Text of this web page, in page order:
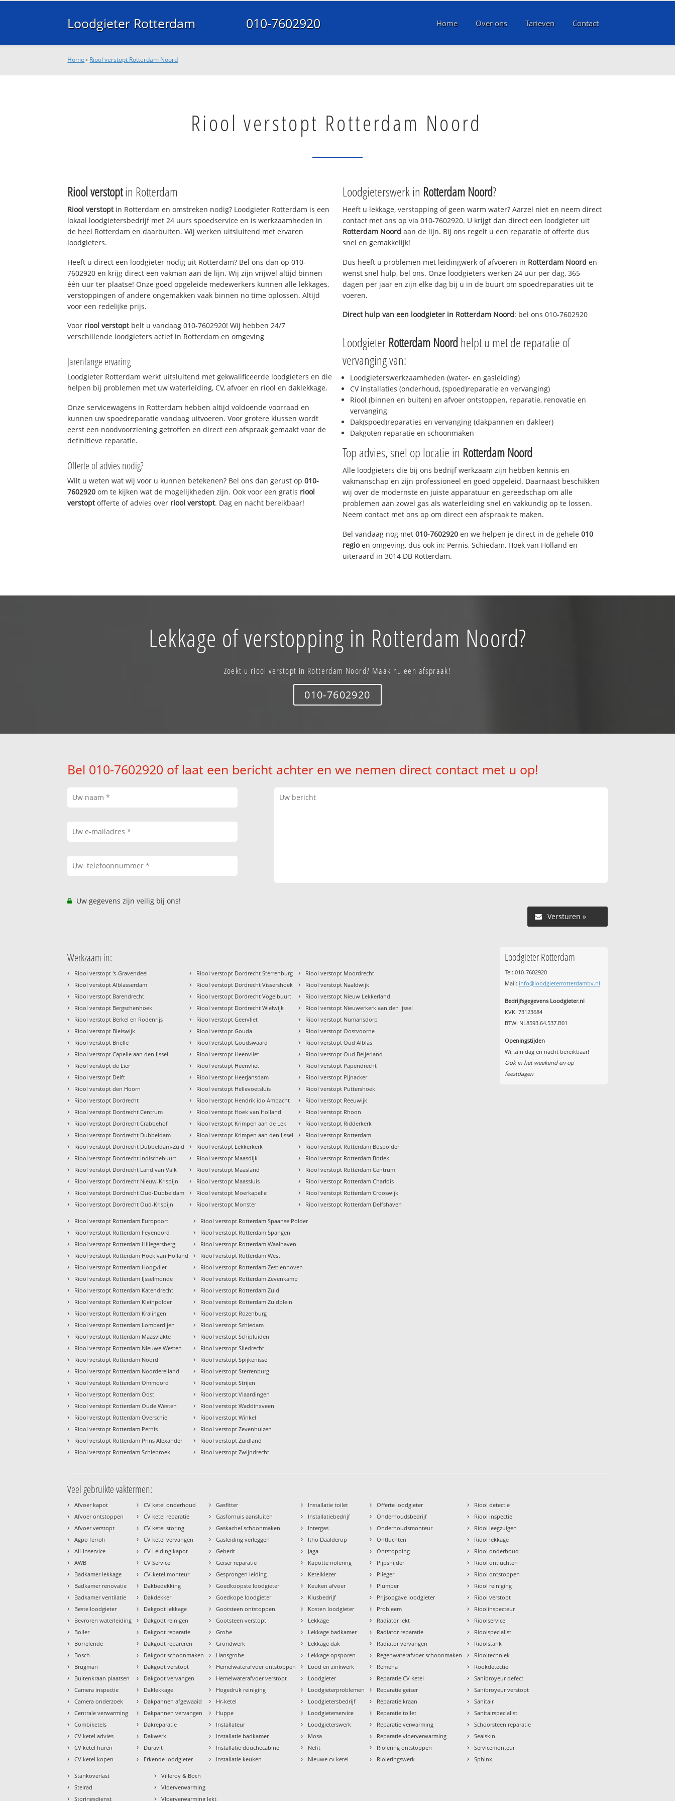
Loodgieter Rotterdam 010-7602920 Home Over ons Tarieven Contact
Home › Riool verstopt Rotterdam Noord
Riool verstopt Rotterdam Noord
Riool verstoptin Rotterdam
Riool verstoptin Rotterdam en omstreken nodig? Loodgieter Rotterdam is een
lokaal loodgietersbedrijf met 24 uurs spoedservice en is werkzaamheden in
de heel Rotterdam en daarbuiten. Wij werken uitsluitend met ervaren
loodgieters.
Heeft u direct een loodgieter nodig uit Rotterdam? Bel ons dan op 010-
7602920 en krijg direct een vakman aan de lijn. Wij zijn vrijwel altijd binnen
één uur ter plaatse! Onze goed opgeleide medewerkers kunnen alle lekkages,
verstoppingen of andere ongemakken vaak binnen no time oplossen. Altijd
voor een redelijke prijs.
Voor riool verstoptbelt u vandaag 010-7602920! Wij hebben 24/7
verschillende loodgieters actief in Rotterdam en omgeving
Jarenlange ervaring
Loodgieter Rotterdam werkt uitsluitend met gekwalificeerde loodgieters en die
helpen bij problemen met uw waterleiding, CV, afvoer en riool en daklekkage.
Onze servicewagens in Rotterdam hebben altijd voldoende voorraad en
kunnen uw spoedreparatie vandaag uitvoeren. Voor grotere klussen wordt
eerst een noodvoorziening getroffen en direct een afspraak gemaakt voor de
definitieve reparatie.
Offerte of advies nodig?
Wilt u weten wat wij voor u kunnen betekenen? Bel ons dan gerust op010-
7602920 om te kijken wat de mogelijkheden zijn. Ook voor een gratis riool
verstoptofferte of advies over riool verstopt. Dag en nacht bereikbaar!
Loodgieterswerk in Rotterdam Noord?
Heeft u lekkage, verstopping of geen warm water? Aarzel niet en neem direct
contact met ons op via 010-7602920. U krijgt dan direct een loodgieter uit
Rotterdam Noord aan de lijn. Bij ons regelt u een reparatie of offerte dus
snel en gemakkelijk!
Dus heeft u problemen met leidingwerk of afvoeren in Rotterdam Noord en
wenst snel hulp, bel ons. Onze loodgieters werken 24 uur per dag, 365
dagen per jaar en zijn elke dag bij u in de buurt om spoedreparaties uit te
voeren.
Direct hulp van een loodgieter in Rotterdam Noord: bel ons 010-7602920
Loodgieter Rotterdam Noordhelpt u met de reparatie of
vervanging van:
Loodgieterswerkzaamheden (water- en gasleiding)
CV installaties (onderhoud, (spoed)reparatie en vervanging)
Riool (binnen en buiten) en afvoer ontstoppen, reparatie, renovatie en
vervanging
Dak(spoed)reparaties en vervanging (dakpannen en dakleer)
Dakgoten reparatie en schoonmaken
Top advies, snel op locatie in Rotterdam Noord
Alle loodgieters die bij ons bedrijf werkzaam zijn hebben kennis en
vakmanschap en zijn professioneel en goed opgeleid. Daarnaast beschikken
wij over de modernste en juiste apparatuur en gereedschap om alle
problemen aan zowel gas als waterleiding snel en vakkundig op te lossen.
Neem contact met ons op om direct een afspraak te maken.
Bel vandaag nog met 010-7602920 en we helpen je direct in de gehele 010
regioen omgeving, dus ook in: Pernis, Schiedam, Hoek van Holland en
uiteraard in 3014 DB Rotterdam.
Lekkage of verstopping in Rotterdam Noord?
Zoekt u riool verstopt in Rotterdam Noord? Maak nu een afspraak!
010-7602920
Bel 010-7602920 of laat een bericht achter en we nemen direct contact met u op!
Uw gegevens zijn veilig bij ons!
Versturen »
Werkzaam in:
› Riool verstopt 's-Gravendeel
› Riool verstopt Alblasserdam
› Riool verstopt Barendrecht
› Riool verstopt Bergschenhoek
› Riool verstopt Berkel en Rodenrijs
› Riool verstopt Bleiswijk
› Riool verstopt Brielle
› Riool verstopt Capelle aan den IJssel
› Riool verstopt de Lier
› Riool verstopt Delft
› Riool verstopt den Hoorn
› Riool verstopt Dordrecht
› Riool verstopt Dordrecht Centrum
› Riool verstopt Dordrecht Crabbehof
› Riool verstopt Dordrecht Dubbeldam
› Riool verstopt Dordrecht Dubbeldam-Zuid
› Riool verstopt Dordrecht Indischebuurt
› Riool verstopt Dordrecht Land van Valk
› Riool verstopt Dordrecht Nieuw-Krispijn
› Riool verstopt Dordrecht Oud-Dubbeldam
› Riool verstopt Dordrecht Oud-Krispijn
› Riool verstopt Dordrecht Sterrenburg
› Riool verstopt Dordrecht Vissershoek
› Riool verstopt Dordrecht Vogelbuurt
› Riool verstopt Dordrecht Wielwijk
› Riool verstopt Geervliet
› Riool verstopt Gouda
› Riool verstopt Goudswaard
› Riool verstopt Heenvliet
› Riool verstopt Heenvliet
› Riool verstopt Heerjansdam
› Riool verstopt Hellevoetsluis
› Riool verstopt Hendrik ido Ambacht
› Riool verstopt Hoek van Holland
› Riool verstopt Krimpen aan de Lek
› Riool verstopt Krimpen aan den IJssel
› Riool verstopt Lekkerkerk
› Riool verstopt Maasdijk
› Riool verstopt Maasland
› Riool verstopt Maassluis
› Riool verstopt Moerkapelle
› Riool verstopt Monster
› Riool verstopt Moordrecht
› Riool verstopt Naaldwijk
› Riool verstopt Nieuw Lekkerland
› Riool verstopt Nieuwerkerk aan den Ijssel
› Riool verstopt Numansdorp
› Riool verstopt Oostvoorne
› Riool verstopt Oud Alblas
› Riool verstopt Oud Beijerland
› Riool verstopt Papendrecht
› Riool verstopt Pijnacker
› Riool verstopt Puttershoek
› Riool verstopt Reeuwijk
› Riool verstopt Rhoon
› Riool verstopt Ridderkerk
› Riool verstopt Rotterdam
› Riool verstopt Rotterdam Bospolder
› Riool verstopt Rotterdam Botlek
› Riool verstopt Rotterdam Centrum
› Riool verstopt Rotterdam Charlois
› Riool verstopt Rotterdam Crooswijk
› Riool verstopt Rotterdam Delfshaven
› Riool verstopt Rotterdam Europoort
› Riool verstopt Rotterdam Feyenoord
› Riool verstopt Rotterdam Hillegersberg
› Riool verstopt Rotterdam Hoek van Holland
› Riool verstopt Rotterdam Hoogvliet
› Riool verstopt Rotterdam IJsselmonde
› Riool verstopt Rotterdam Katendrecht
› Riool verstopt Rotterdam Kleinpolder
› Riool verstopt Rotterdam Kralingen
› Riool verstopt Rotterdam Lombardijen
› Riool verstopt Rotterdam Maasvlakte
› Riool verstopt Rotterdam Nieuwe Westen
› Riool verstopt Rotterdam Noord
› Riool verstopt Rotterdam Noordereiland
› Riool verstopt Rotterdam Ommoord
› Riool verstopt Rotterdam Oost
› Riool verstopt Rotterdam Oude Westen
› Riool verstopt Rotterdam Overschie
› Riool verstopt Rotterdam Pernis
› Riool verstopt Rotterdam Prins Alexander
› Riool verstopt Rotterdam Schiebroek
› Riool verstopt Rotterdam Spaanse Polder
› Riool verstopt Rotterdam Spangen
› Riool verstopt Rotterdam Waalhaven
› Riool verstopt Rotterdam West
› Riool verstopt Rotterdam Zestienhoven
› Riool verstopt Rotterdam Zevenkamp
› Riool verstopt Rotterdam Zuid
› Riool verstopt Rotterdam Zuidplein
› Riool verstopt Rozenburg
› Riool verstopt Schiedam
› Riool verstopt Schipluiden
› Riool verstopt Sliedrecht
› Riool verstopt Spijkenisse
› Riool verstopt Sterrenburg
› Riool verstopt Strijen
› Riool verstopt Vlaardingen
› Riool verstopt Waddinxveen
› Riool verstopt Winkel
› Riool verstopt Zevenhuizen
› Riool verstopt Zuidland
› Riool verstopt Zwijndrecht
Loodgieter Rotterdam
Tel: 010-7602920
Mail: info@loodgieterrotterdambv.nl
Bedrijfsgegevens Loodgieter.nl
KVK: 73123684
BTW: NL8593.64.537.B01
Openingstijden
Wij zijn dag en nacht bereikbaar!
Ook in het weekend en op
feestdagen
Veel gebruikte vaktermen:
› Afvoer kapot
› Afvoer ontstoppen
› Afvoer verstopt
› Agpo ferroli
› All-Inservice
› AWB
› Badkamer lekkage
› Badkamer renovatie
› Badkamer ventilatie
› Beste loodgieter
› Bevroren waterleiding
› Boiler
› Borrelende
› Bosch
› Brugman
› Buitenkraan plaatsen
› Camera inspectie
› Camera onderzoek
› Centrale verwarming
› Combiketels
› CV ketel advies
› CV ketel huren
› CV ketel kopen
› CV ketel onderhoud
› CV ketel reparatie
› CV ketel storing
› CV ketel vervangen
› CV Leiding kapot
› CV Service
› CV-ketel monteur
› Dakbedekking
› Dakdekker
› Dakgoot lekkage
› Dakgoot reinigen
› Dakgoot reparatie
› Dakgoot repareren
› Dakgoot schoonmaken
› Dakgoot verstopt
› Dakgoot vervangen
› Daklekkage
› Dakpannen afgewaaid
› Dakpannen vervangen
› Dakreparatie
› Dakwerk
› Duravit
› Erkende loodgieter
› Gasfitter
› Gasfornuis aansluiten
› Gaskachel schoonmaken
› Gasleiding verleggen
› Geberit
› Geiser reparatie
› Gesprongen leiding
› Goedkoopste loodgieter
› Goedkope loodgieter
› Gootsteen ontstoppen
› Gootsteen verstopt
› Grohe
› Grondwerk
› Hansgrohe
› Hemelwaterafvoer ontstoppen
› Hemelwaterafvoer verstopt
› Hogedruk reiniging
› Hr-ketel
› Huppe
› Installateur
› Installatie badkamer
› Installatie douchecabine
› Installatie keuken
› Installatie toilet
› Installatiebedrijf
› Intergas
› Itho Daalderop
› Jaga
› Kapotte riolering
› Ketelkiezer
› Keuken afvoer
› Klusbedrijf
› Kosten loodgieter
› Lekkage
› Lekkage badkamer
› Lekkage dak
› Lekkage opsporen
› Lood en zinkwerk
› Loodgieter
› Loodgieterproblemen
› Loodgietersbedrijf
› Loodgieterservice
› Loodgieterswerk
› Mosa
› Nefit
› Nieuwe cv ketel
› Offerte loodgieter
› Onderhoudsbedrijf
› Onderhoudsmonteur
› Ontluchten
› Ontstopping
› Pijpsnijder
› Plieger
› Plumber
› Prijsopgave loodgieter
› Probleem
› Radiator lekt
› Radiator reparatie
› Radiator vervangen
› Regenwaterafvoer schoonmaken
› Remeha
› Reparatie CV ketel
› Reparatie geiser
› Reparatie kraan
› Reparatie toilet
› Reparatie verwarming
› Reparatie vloerverwarming
› Riolering ontstoppen
› Rioleringswerk
› Riool detectie
› Riool inspectie
› Riool leegzuigen
› Riool lekkage
› Riool onderhoud
› Riool ontluchten
› Riool ontstoppen
› Riool reiniging
› Riool verstopt
› Rioolinspecteur
› Rioolservice
› Rioolspecialist
› Rioolstank
› Riooltechniek
› Rookdetectie
› Sanibroyeur defect
› Sanibroyeur verstopt
› Sanitair
› Sanitairspecialist
› Schoorsteen reparatie
› Sealskin
› Servicemonteur
› Sphinx
› Stankoverlast
› Stelrad
› Storingsdienst
› Villeroy & Boch
› Vloerverwarming
› Vloerverwarming lekt